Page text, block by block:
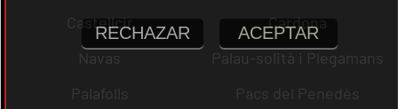
Castellcir
Cardona
Navas
Palau-solità i Plegamans
Palafolls
Pacs del Penedès
RECHAZAR ACEPTAR